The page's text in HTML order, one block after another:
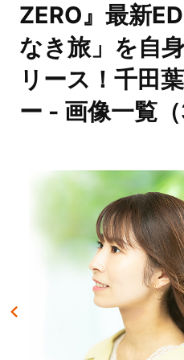
ZERO』最新
なき旅」を自
リース！千田
ー - 画像一覧（